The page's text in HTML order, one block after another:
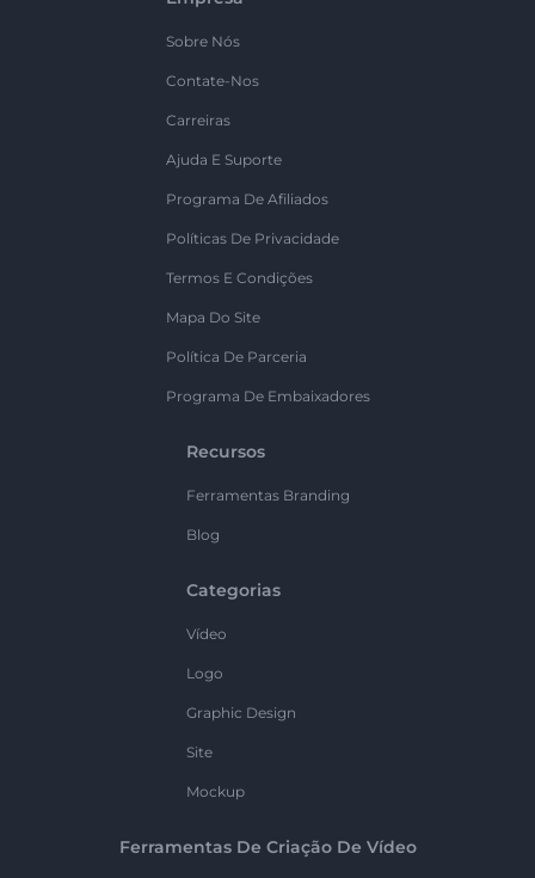
Sobre Nós
Contate-Nos
Carreiras
Ajuda E Suporte
Programa De Afiliados
Políticas De Privacidade
Termos E Condições
Mapa Do Site
Política De Parceria
Programa De Embaixadores
Recursos
Ferramentas Branding
Blog
Categorias
Vídeo
Logo
Graphic Design
Site
Mockup
Ferramentas De Criação De Vídeo